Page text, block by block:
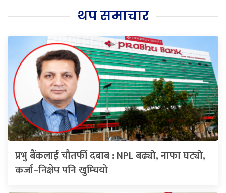
थप समाचार
प्रभु बैंकलाई चौतर्फी दबाब : NPL बढ्यो, नाफा घट्यो,
कर्जा–निक्षेप पनि खुम्चियो